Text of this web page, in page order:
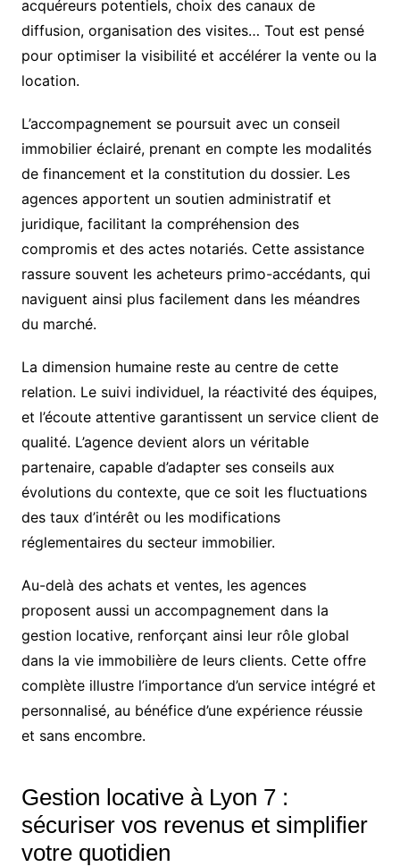
acquéreurs potentiels, choix des canaux de
diffusion, organisation des visites… Tout est pensé
pour optimiser la visibilité et accélérer la vente ou la
location.
L’accompagnement se poursuit avec un conseil
immobilier éclairé, prenant en compte les modalités
de financement et la constitution du dossier. Les
agences apportent un soutien administratif et
juridique, facilitant la compréhension des
compromis et des actes notariés. Cette assistance
rassure souvent les acheteurs primo-accédants, qui
naviguent ainsi plus facilement dans les méandres
du marché.
La dimension humaine reste au centre de cette
relation. Le suivi individuel, la réactivité des équipes,
et l’écoute attentive garantissent un service client de
qualité. L’agence devient alors un véritable
partenaire, capable d’adapter ses conseils aux
évolutions du contexte, que ce soit les fluctuations
des taux d’intérêt ou les modifications
réglementaires du secteur immobilier.
Au-delà des achats et ventes, les agences
proposent aussi un accompagnement dans la
gestion locative, renforçant ainsi leur rôle global
dans la vie immobilière de leurs clients. Cette offre
complète illustre l’importance d’un service intégré et
personnalisé, au bénéfice d’une expérience réussie
et sans encombre.
Gestion locative à Lyon 7 :
sécuriser vos revenus et simplifier
votre quotidien